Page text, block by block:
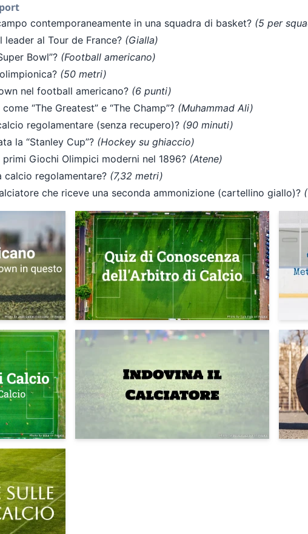
contemporaneamente in una squadra di basket? (5 per
al Tour de France? (Gialla)
Bowl”? (Football americano)
(50 metri)
nel football americano? (6 punti)
“The Greatest” e “The Champ”? (Muhammad Ali)
regolamentare (senza recupero)? (90 minuti)
la “Stanley Cup”? (Hockey su ghiaccio)
Giochi Olimpici moderni nel 1896? (Atene)
calcio regolamentare? (7,32 metri)
che riceve una seconda ammonizione (cartellino giallo)?